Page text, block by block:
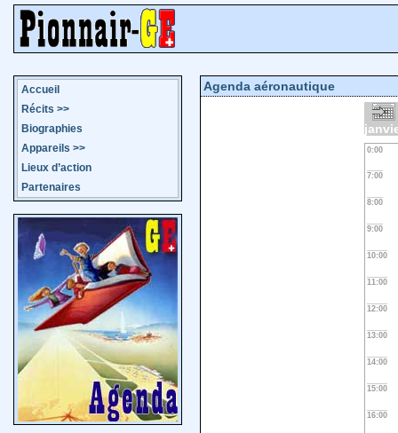
Accueil
Récits >>
Biographies
Appareils >>
Lieux d’action
Partenaires
Agenda aéronautique
0:00
7:00
8:00
9:00
10:00
11:00
12:00
13:00
14:00
15:00
16:00